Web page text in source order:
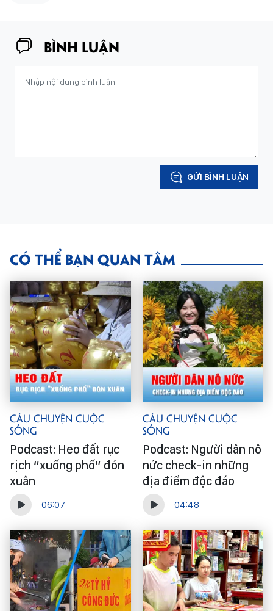
BÌNH LUẬN
GỬI BÌNH LUẬN
CÓ THỂ BẠN QUAN TÂM
Câu Chuyện Cuộc
Sống
Podcast: Heo đất rục
rịch “xuống phố” đón
xuân
06:07
Câu Chuyện Cuộc
Sống
Podcast: Người dân nô
nức check-in những
địa điểm độc đáo
04:48